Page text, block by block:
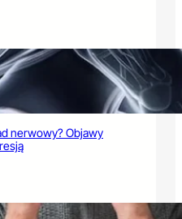
nerwowy? Objawy